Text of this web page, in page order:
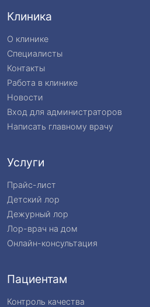
Клиника
О клинике
Специалисты
Контакты
Работа в клинике
Новости
Вход для администраторов
Написать главному врачу
Услуги
Прайс-лист
Детский лор
Дежурный лор
Лор-врач на дом
Онлайн-консультация
Пациентам
Контроль качества